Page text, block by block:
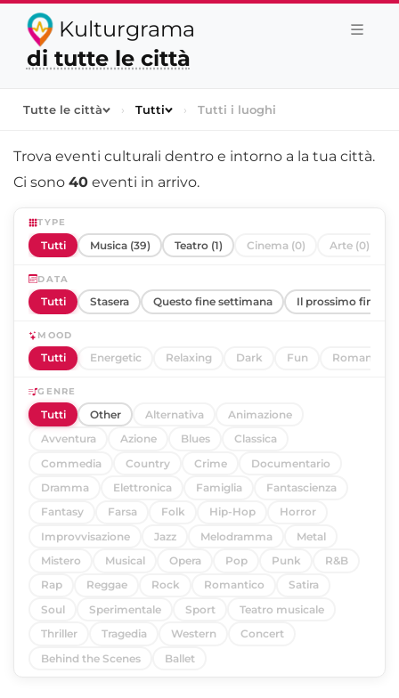
Kulturgrama
di tutte le città
Tutte le città › Tutti › Tutti i luoghi
Trova eventi culturali dentro e intorno a la tua città.
Ci sono 40 eventi in arrivo.
TYPE
Tutti Musica (39) Teatro (1) Cinema (0) Arte (0)
DATA
Tutti Stasera Questo fine settimana Il prossimo fine
MOOD
Tutti Energetic Relaxing Dark Fun Romantic
GENRE
Tutti Other Alternativa
Animazione
Avventura
Azione Blues
Classica
Commedia
Country Crime
Documentario
Dramma
Elettronica Famiglia
Fantascienza
Fantasy
Farsa Folk Hip-Hop
Horror
Improvvisazione
Jazz Melodramma
Metal
Mistero
Musical Opera Pop Punk
R&B
Rap
Reggae Rock Romantico
Satira
Soul
Sperimentale Sport
Teatro musicale
Thriller
Tragedia Western
Concert
Behind the Scenes
Ballet